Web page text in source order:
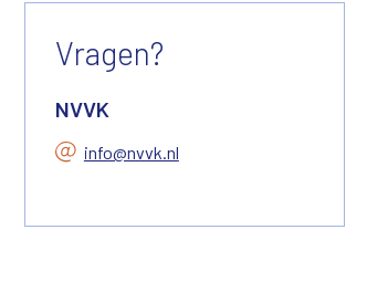
Vragen?
NVVK
info@nvvk.nl